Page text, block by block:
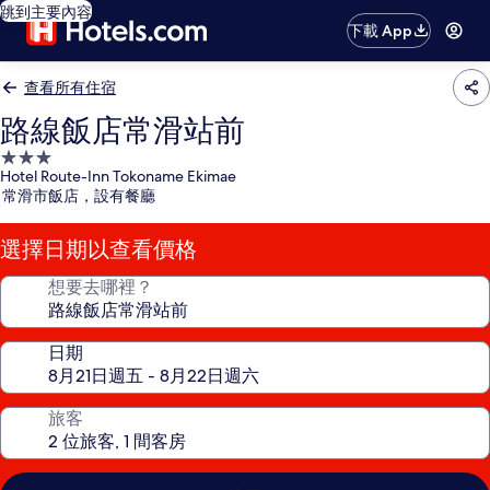
跳到主要內容
下載 App
查看所有住宿
路線飯店常滑站前
3.0
星
級
住
宿
Hotel Route-Inn Tokoname Ekimae
常滑市飯店，設有餐廳
選擇日期以查看價格
想要去哪裡？
日期
旅客